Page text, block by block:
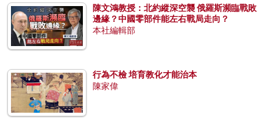
陳文鴻教授：北約縱深空襲 俄羅斯瀕臨戰敗
邊緣？中國零部件能左右戰局走向？
本社編輯部
行為不檢 培育教化才能治本
陳家偉